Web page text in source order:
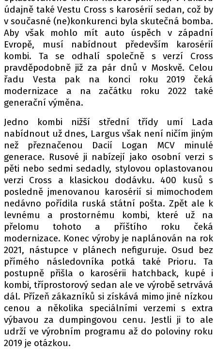
údajně také Vestu Cross s karosérií sedan, což by
v současné (ne)konkurenci byla skutečná bomba.
Aby však mohlo mít auto úspěch v západní
Evropě, musí nabídnout především karosérií
kombi. Ta se odhalí společně s verzí Cross
pravděpodobně již za pár dnů v Moskvě. Celou
řadu Vesta pak na konci roku 2019 čeká
modernizace a na začátku roku 2022 také
generační výměna.
Jedno kombi nižší střední třídy umí Lada
nabídnout už dnes, Largus však není ničím jiným
než přeznačenou Dacií Logan MCV minulé
generace. Rusové ji nabízejí jako osobní verzi s
pěti nebo sedmi sedadly, stylovou oplastovanou
verzi Cross a klasickou dodávku. 400 kusů s
posledně jmenovanou karosérií si mimochodem
nedávno pořídila ruská státní pošta. Zpět ale k
levnému a prostornému kombi, které už na
přelomu tohoto a příštího roku čeká
modernizace. Konec výroby je naplánován na rok
2021, nástupce v plánech nefiguruje. Osud bez
přímého následovníka potká také Prioru. Ta
postupně přišla o karosérii hatchback, kupé i
kombi, tříprostorový sedan ale ve výrobě setrvává
dál. Přízeň zákazníků si získává mimo jiné nízkou
cenou a několika speciálními verzemi s extra
výbavou za dumpingovou cenu. Jestli ji to ale
udrží ve výrobním programu až do poloviny roku
2019 je otázkou.